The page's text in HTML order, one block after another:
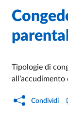
Home /
Tipologie di
all’accudimento
Condividi